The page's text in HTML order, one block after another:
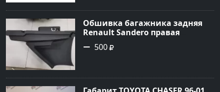
Обшивка багажника задняя
Renault Sandero правая
Кропоткин
500